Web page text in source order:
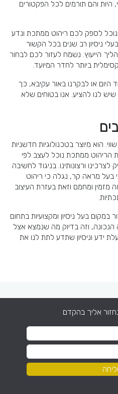
היות והם תורמים לכל הפקטורים
נוכל לספק לכם ריהוט ממתכת ונדע
ניסיון רב שנים בכל הקשור
הייעוץ. נשמח לעזור לכם לבחור
ביותר לחדר המיועד.
היום או לבקרנו באור עקיבא, כך
לנו להציע. אנו בטוחים שלא
הוא מיוצר בטכנולוגיות חדשניות
הריהוט ממתכת נוכל לעצב לפי
לצרכינו ורצונותינו. בניגוד לחשיבה
בעל מראה קר, נגלה כי ריהוט
מזמין ומחמם וזאת בעזרת העיצוב
בעל ניסיון ומקצועיות בתחום
הנכונה, וזה בדיוק מה שנמצא אצל
ידע וניסיון שתדע לתת לנו את
אליך בהקדם